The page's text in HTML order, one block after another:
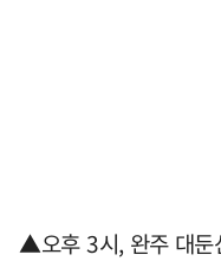
▲오후 3시, 완주 대둔